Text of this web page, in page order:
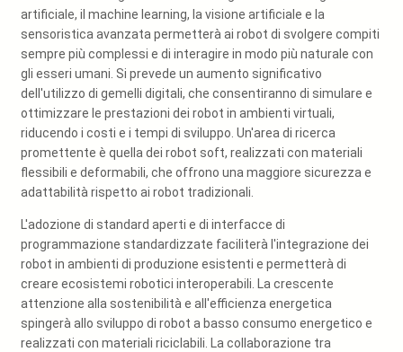
artificiale, il machine learning, la visione artificiale e la
sensoristica avanzata permetterà ai robot di svolgere compiti
sempre più complessi e di interagire in modo più naturale con
gli esseri umani. Si prevede un aumento significativo
dell'utilizzo di gemelli digitali, che consentiranno di simulare e
ottimizzare le prestazioni dei robot in ambienti virtuali,
riducendo i costi e i tempi di sviluppo. Un'area di ricerca
promettente è quella dei robot soft, realizzati con materiali
flessibili e deformabili, che offrono una maggiore sicurezza e
adattabilità rispetto ai robot tradizionali.
L'adozione di standard aperti e di interfacce di
programmazione standardizzate faciliterà l'integrazione dei
robot in ambienti di produzione esistenti e permetterà di
creare ecosistemi robotici interoperabili. La crescente
attenzione alla sostenibilità e all'efficienza energetica
spingerà allo sviluppo di robot a basso consumo energetico e
realizzati con materiali riciclabili. La collaborazione tra